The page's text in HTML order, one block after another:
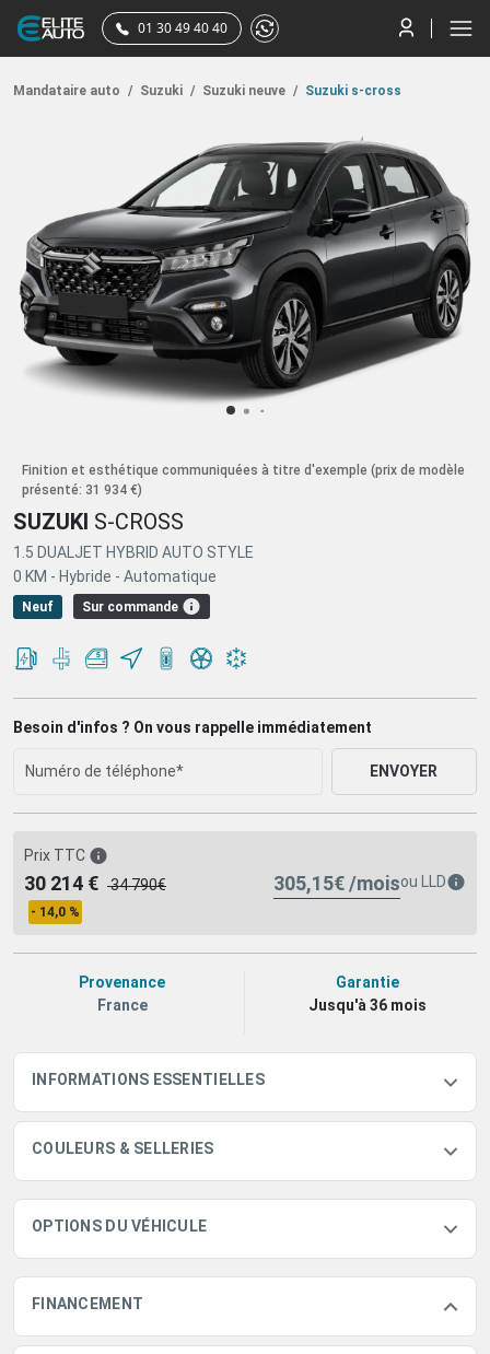
01 30 49 40 40
Mandataire auto / Suzuki / Suzuki neuve / Suzuki s-cross
Finition et esthétique communiquées à titre d'exemple (prix de modèle
présenté: 31 934 €)
SUZUKI S-CROSS
1.5 DUALJET HYBRID AUTO STYLE
0 KM - Hybride - Automatique
Neuf Sur commande
Besoin d'infos ? On vous rappelle immédiatement
ENVOYER
Prix TTC
30 214 € 34 790€
- 14,0 %
ou LLD
305,15€ /mois
Provenance
France
Garantie
Jusqu'à 36 mois
INFORMATIONS ESSENTIELLES
COULEURS & SELLERIES
OPTIONS DU VÉHICULE
FINANCEMENT